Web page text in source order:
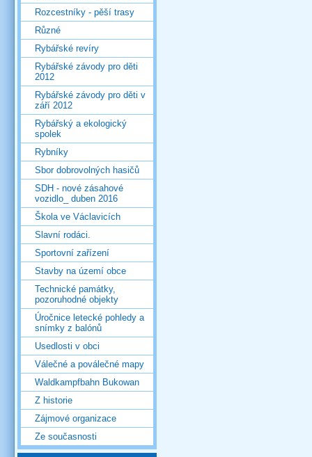
Rozcestníky - pěší trasy
Různé
Rybářské revíry
Rybářské závody pro děti
2012
Rybářské závody pro děti v
září 2012
Rybářský a ekologický
spolek
Rybníky
Sbor dobrovolných hasičů
SDH - nové zásahové
vozidlo_ duben 2016
Škola ve Václavicích
Slavní rodáci.
Sportovní zařízení
Stavby na území obce
Technické památky,
pozoruhodné objekty
Úročnice letecké pohledy a
snímky z balónů
Usedlosti v obci
Válečné a poválečné mapy
Waldkampfbahn Bukowan
Z historie
Zájmové organizace
Ze současnosti